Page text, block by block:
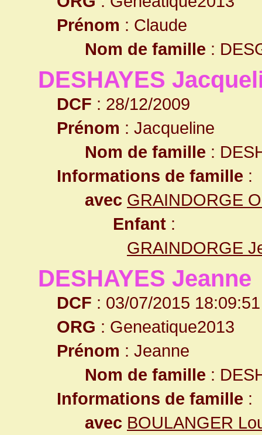
Prénom : Claude
Nom de famille :
DESHAYES
DCF : 28/12/2009
Prénom : Jacqueline
Nom de famille :
Informations de famille :
avec GRAINDORGE
Enfant :
GRAINDORGE
DESHAYES Jeanne
DCF : 03/07/2015 18:09:51
ORG : Geneatique2013
Prénom : Jeanne
Nom de famille :
Informations de famille :
avec BOULANGER